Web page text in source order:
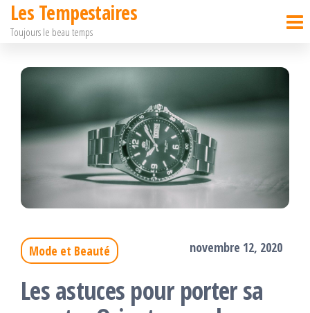
Passer
contenu
Les Tempestaires
Toujours le beau temps
Mode et Beauté novembre 12, 2020
Les astuces pour porter sa